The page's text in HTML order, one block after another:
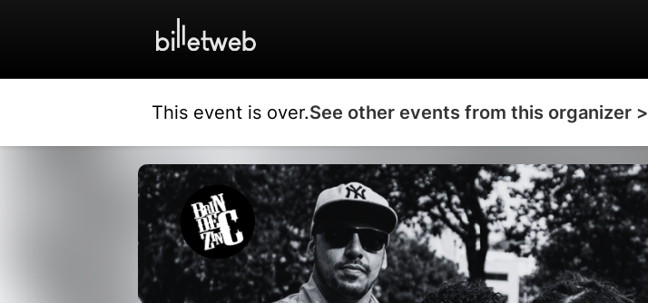
This event is over.See other events from this organizer >